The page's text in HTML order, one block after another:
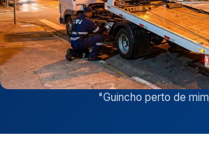
"Guincho perto de mim